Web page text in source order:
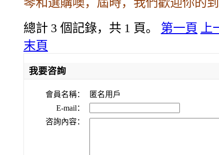
總計 3 個記錄，共 1 頁。 第一頁
末頁
我要咨詢
會員名稱：
匿名用戶
E-mail：
咨詢內容：